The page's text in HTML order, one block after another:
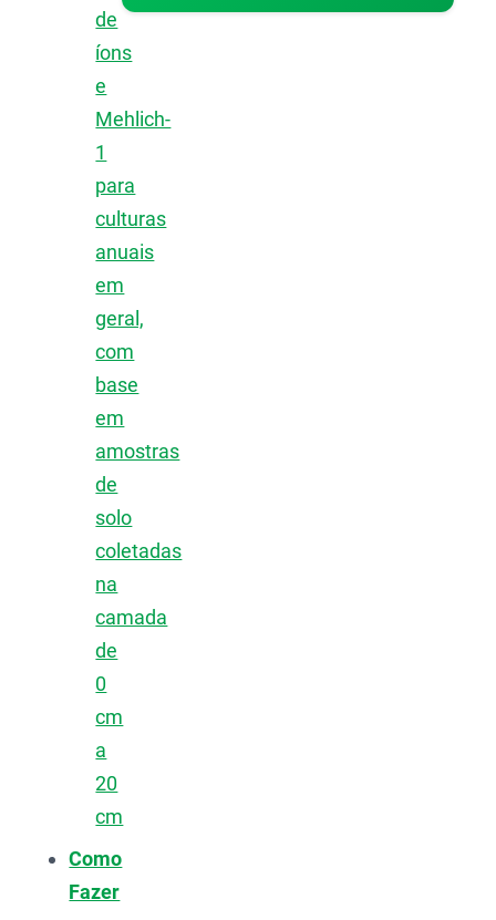
de
íons
e
Mehlich-
1
para
culturas
anuais
em
geral,
com
base
em
amostras
de
solo
coletadas
na
camada
de
0
cm
a
20
cm
Como
Fazer